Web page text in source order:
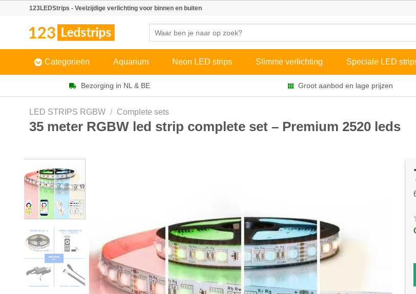
123LEDStrips - Veelzijdige verlichting voor binnen en buiten
Categorieën Aquarium Neon LED strips Slimme verlichting Speciale LED
Bezorging in NL & BE Groot aanbod en lage prijzen
LED STRIPS RGBW / Complete sets
35 meter RGBW led strip complete set – Premium 2520 leds